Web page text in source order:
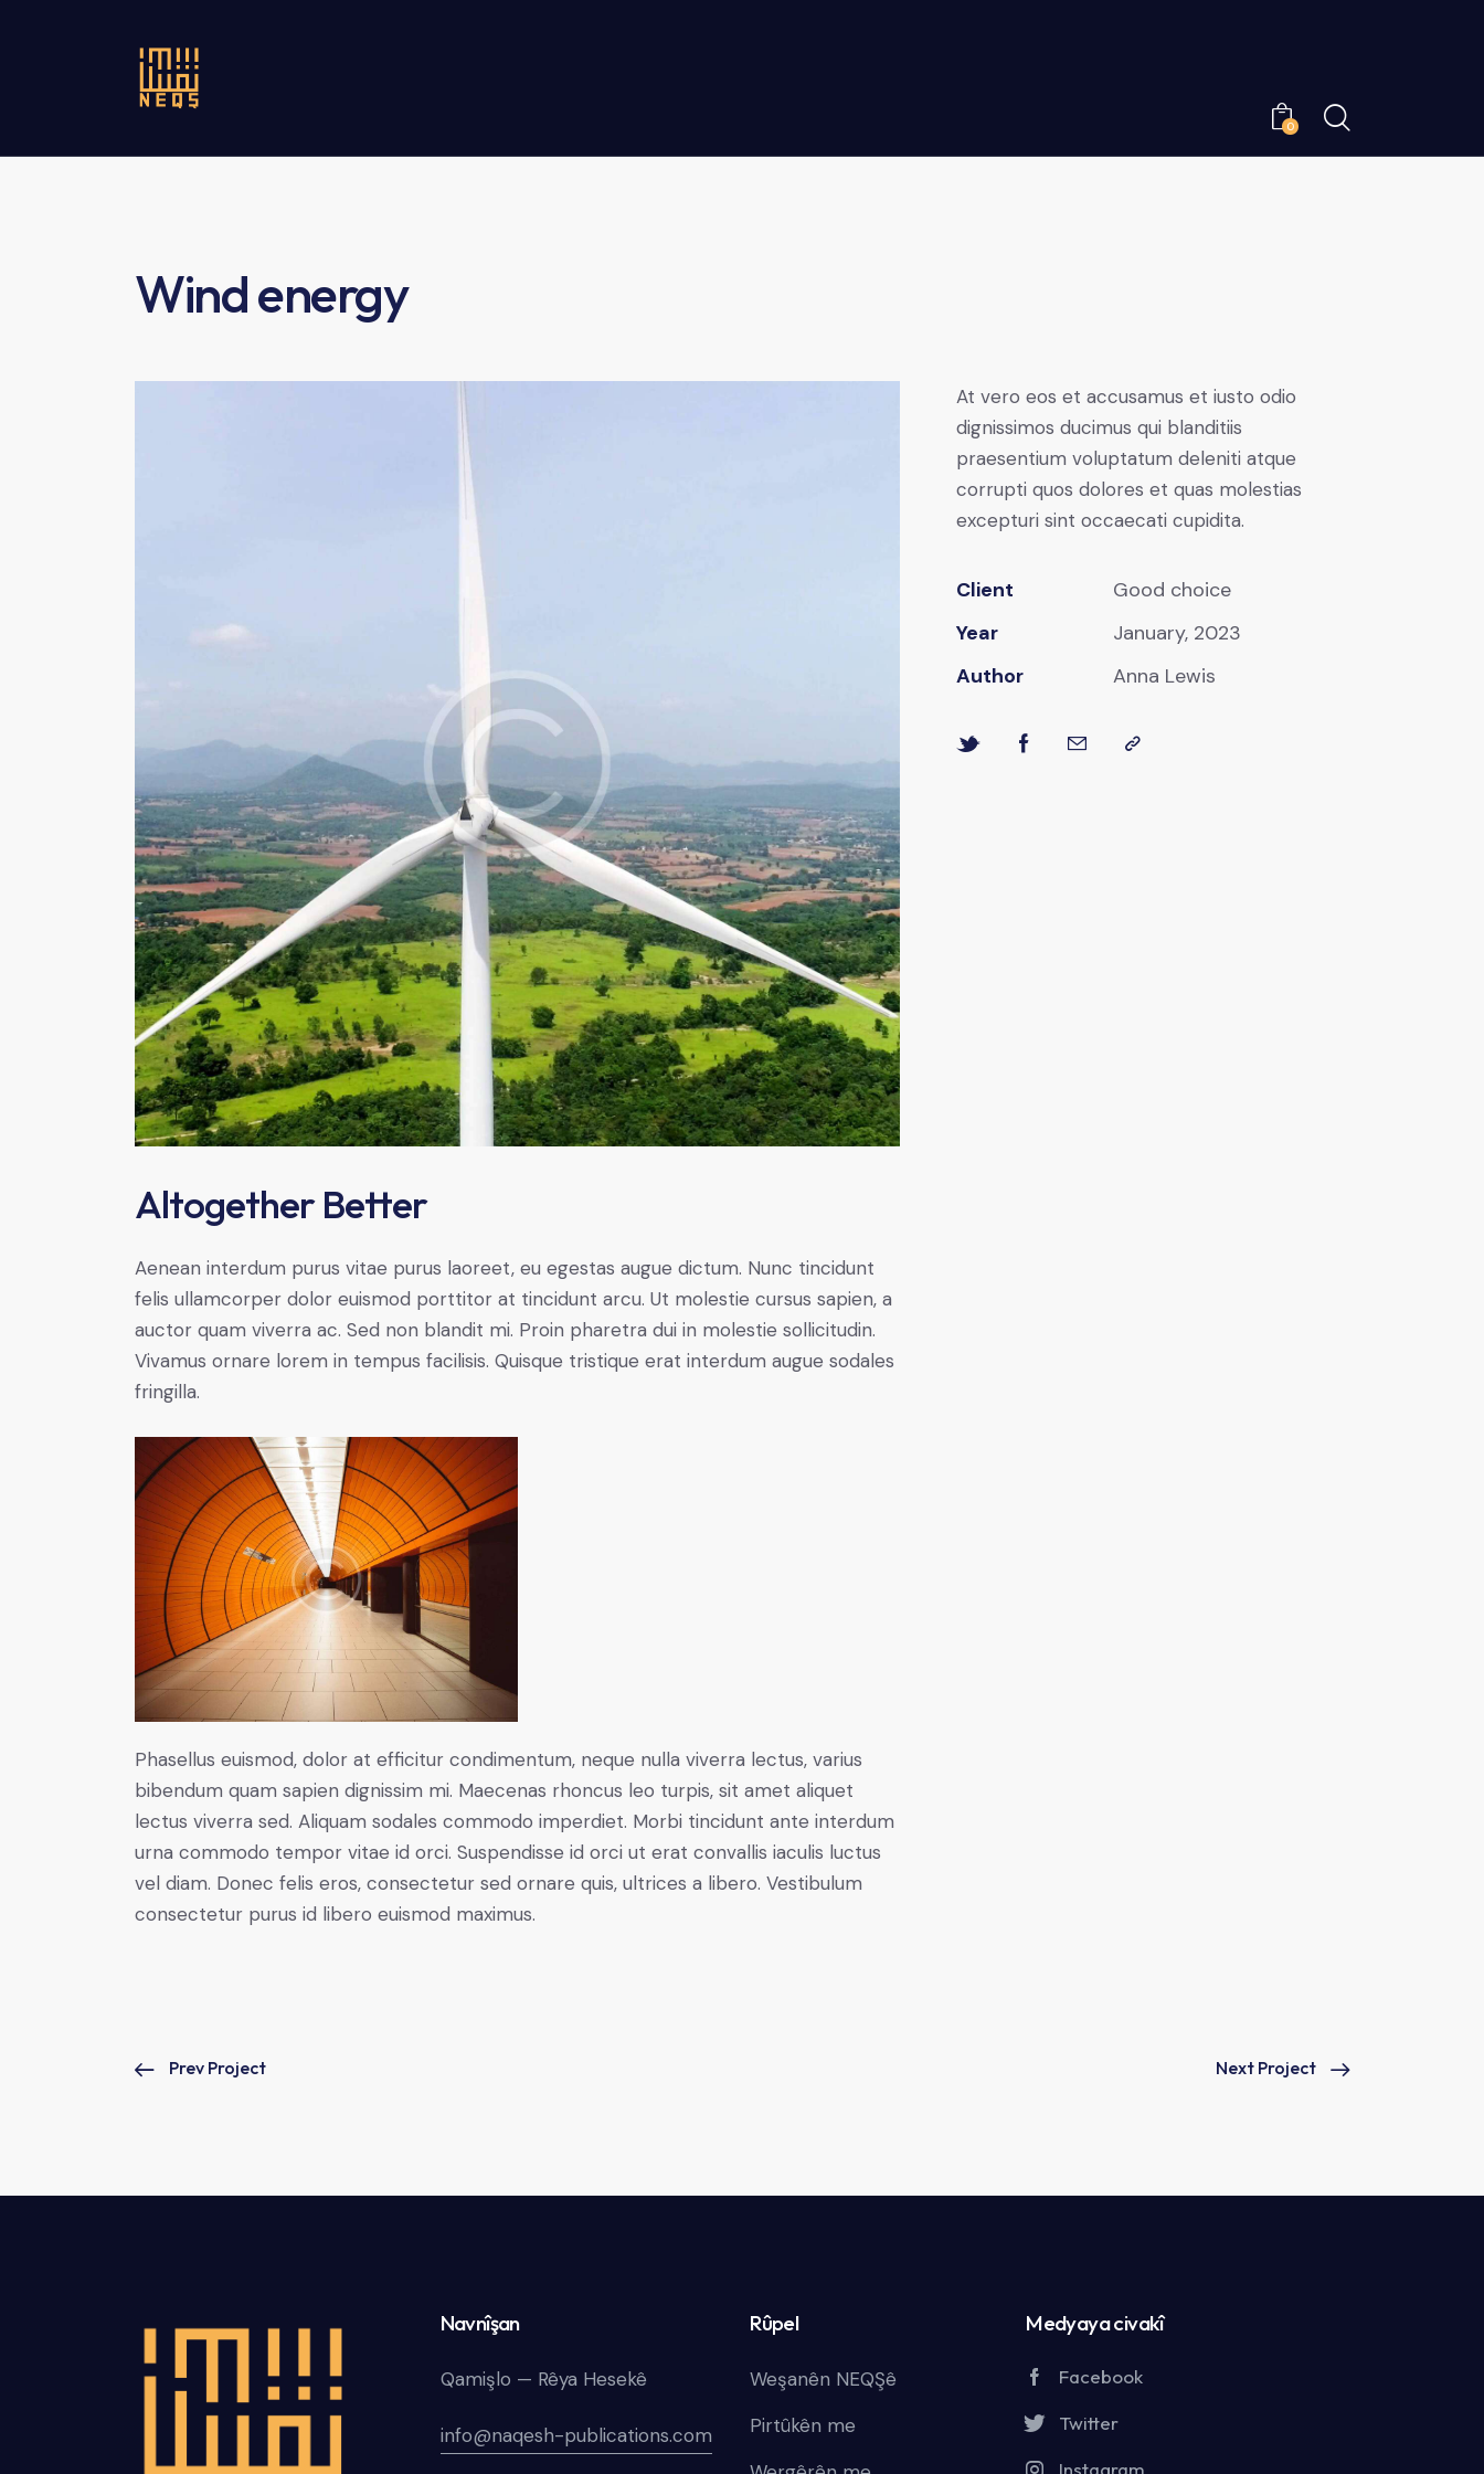
0
Wind energy
Altogether Better
Aenean interdum purus vitae purus laoreet, eu egestas augue dictum. Nunc tincidunt
felis ullamcorper dolor euismod porttitor at tincidunt arcu. Ut molestie cursus sapien, a
auctor quam viverra ac. Sed non blandit mi. Proin pharetra dui in molestie sollicitudin.
Vivamus ornare lorem in tempus facilisis. Quisque tristique erat interdum augue sodales
fringilla.
Phasellus euismod, dolor at efficitur condimentum, neque nulla viverra lectus, varius
bibendum quam sapien dignissim mi. Maecenas rhoncus leo turpis, sit amet aliquet
lectus viverra sed. Aliquam sodales commodo imperdiet. Morbi tincidunt ante interdum
urna commodo tempor vitae id orci. Suspendisse id orci ut erat convallis iaculis luctus
vel diam. Donec felis eros, consectetur sed ornare quis, ultrices a libero. Vestibulum
consectetur purus id libero euismod maximus.
At vero eos et accusamus et iusto odio
dignissimos ducimus qui blanditiis
praesentium voluptatum deleniti atque
corrupti quos dolores et quas molestias
excepturi sint occaecati cupidita.
Client
Good choice
Year
January, 2023
Author
Anna Lewis
Prev Project Next Project
Navnîşan
Qamişlo — Rêya Hesekê
info@naqesh-publications.com
Rûpel
Weşanên NEQŞê
Pirtûkên me
Medyaya civakî
Facebook
Twitter
Instagram